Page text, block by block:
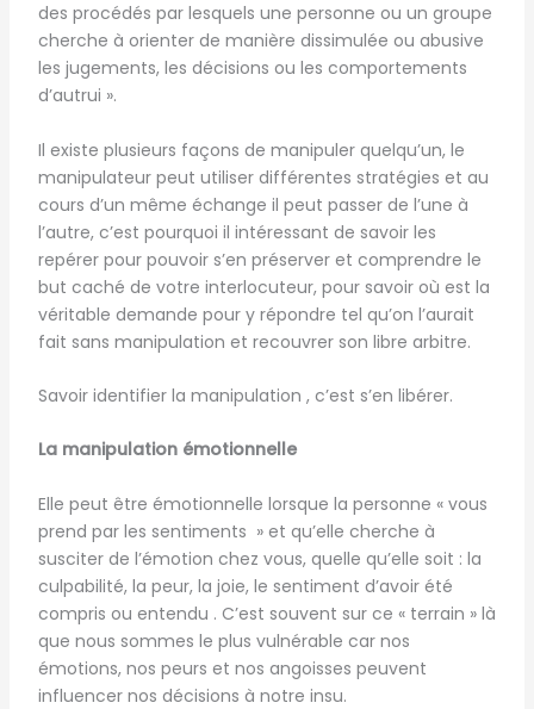
des procédés par lesquels une personne ou un groupe
cherche à orienter de manière dissimulée ou abusive
les jugements, les décisions ou les comportements
d’autrui ».
Il existe plusieurs façons de manipuler quelqu’un, le
manipulateur peut utiliser différentes stratégies et au
cours d’un même échange il peut passer de l’une à
l’autre, c’est pourquoi il intéressant de savoir les
repérer pour pouvoir s’en préserver et comprendre le
but caché de votre interlocuteur, pour savoir où est la
véritable demande pour y répondre tel qu’on l’aurait
fait sans manipulation et recouvrer son libre arbitre.
Savoir identifier la manipulation , c’est s’en libérer.
La manipulation émotionnelle
Elle peut être émotionnelle lorsque la personne « vous
prend par les sentiments » et qu’elle cherche à
susciter de l’émotion chez vous, quelle qu’elle soit : la
culpabilité, la peur, la joie, le sentiment d’avoir été
compris ou entendu . C’est souvent sur ce « terrain » là
que nous sommes le plus vulnérable car nos
émotions, nos peurs et nos angoisses peuvent
influencer nos décisions à notre insu.